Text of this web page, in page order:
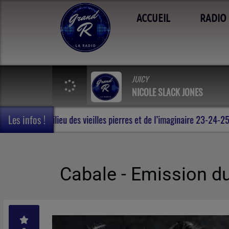
ACCUEIL RADIO
JUICY
NICOLE SLACK JONES
Les infos !
de voyage en Terres de Rohan , au milieu des vieilles pierres et
Cabale - Emission